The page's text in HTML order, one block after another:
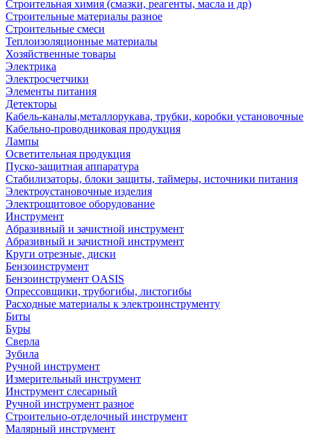
Строительная химия (смазки, реагенты, масла и др)
Строительные материалы разное
Строительные смеси
Теплоизоляционные материалы
Хозяйственные товары
Электрика
Электросчетчики
Элементы питания
Детекторы
Кабель-каналы,металлорукава, трубки, коробки установочные
Кабельно-проводниковая продукция
Лампы
Осветительная продукция
Пуско-защитная аппаратура
Стабилизаторы, блоки защиты, таймеры, источники питания
Электроустановочные изделия
Электрощитовое оборудование
Инструмент
Абразивный и зачистной инструмент
Абразивный и зачистной инструмент
Круги отрезные, диски
Бензоинструмент
Бензоинструмент OASIS
Опрессовщики, трубогибы, листогибы
Расходные материалы к электроинструменту
Биты
Буры
Сверла
Зубила
Ручной инструмент
Измерительный инструмент
Инструмент слесарный
Ручной инструмент разное
Строительно-отделочный инструмент
Малярный инструмент